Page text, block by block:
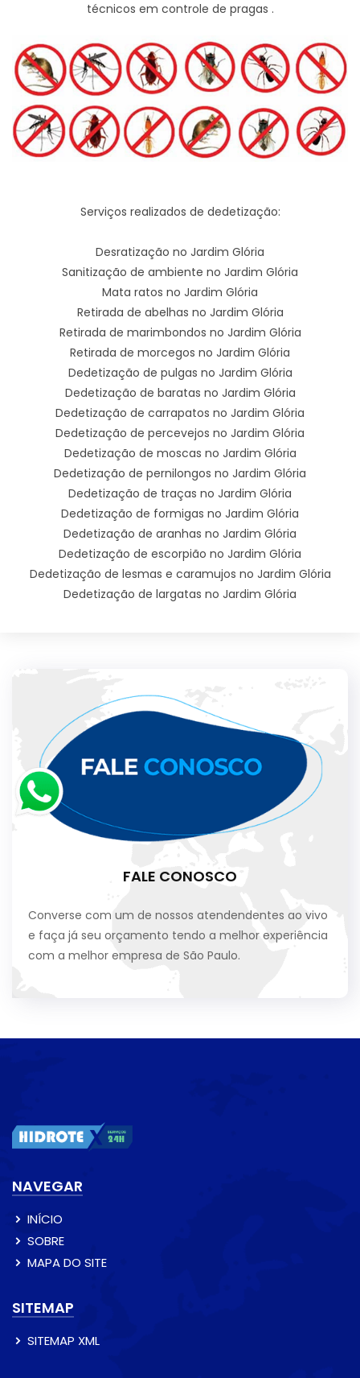
técnicos em controle de pragas .
Serviços realizados de dedetização:
Desratização no Jardim Glória
Sanitização de ambiente no Jardim Glória
Mata ratos no Jardim Glória
Retirada de abelhas no Jardim Glória
Retirada de marimbondos no Jardim Glória
Retirada de morcegos no Jardim Glória
Dedetização de pulgas no Jardim Glória
Dedetização de baratas no Jardim Glória
Dedetização de carrapatos no Jardim Glória
Dedetização de percevejos no Jardim Glória
Dedetização de moscas no Jardim Glória
Dedetização de pernilongos no Jardim Glória
Dedetização de traças no Jardim Glória
Dedetização de formigas no Jardim Glória
Dedetização de aranhas no Jardim Glória
Dedetização de escorpião no Jardim Glória
Dedetização de lesmas e caramujos no Jardim Glória
Dedetização de largatas no Jardim Glória
FALE CONOSCO
Converse com um de nossos atendendentes ao vivo
e faça já seu orçamento tendo a melhor experiência
com a melhor empresa de São Paulo.
NAVEGAR
INÍCIO
SOBRE
MAPA DO SITE
SITEMAP
SITEMAP XML